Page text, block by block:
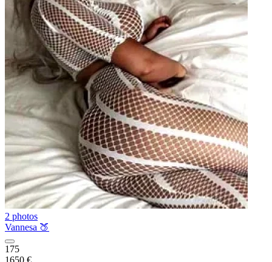
2 photos
Vannesa 🍑
175
1650 €